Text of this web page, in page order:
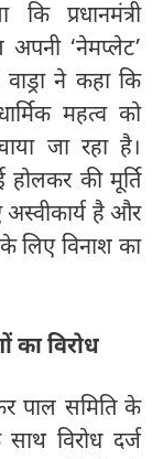
प्रधानमंत्री
अपनी ‘नेमप्लेट’
ने कहा कि
महत्व को
जा रहा है।
की मूर्ति
है और
लिए विनाश का
का विरोध
पाल समिति के
विरोध दर्ज